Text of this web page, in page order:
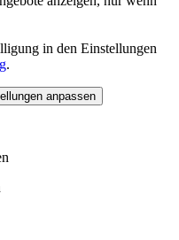
in den Einstellungen
.
anpassen